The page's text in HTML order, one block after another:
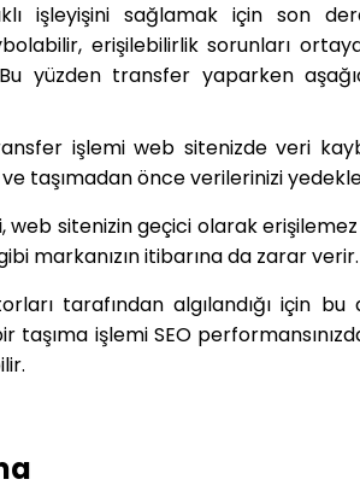
işleyişini sağlamak için son
erişilebilirlik sorunları
yüzden transfer yaparken
işlemi web sitenizde veri
taşımadan önce verilerinizi
web sitenizin geçici olarak
markanızın itibarına da zarar verir.
tarafından algılandığı için
taşıma işlemi SEO